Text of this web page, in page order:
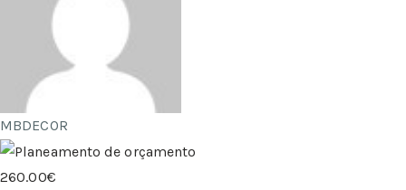
MBDECOR
260.00€